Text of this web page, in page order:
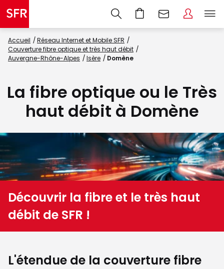
Accueil
Réseau Internet et Mobile SFR
Couverture fibre optique et très haut débit
Auvergne-Rhône-Alpes
Isère Domène
La fibre optique ou le Très
haut débit à Domène
Découvrir la fibre et le très haut
débit de SFR !
L'étendue de la couverture fibre